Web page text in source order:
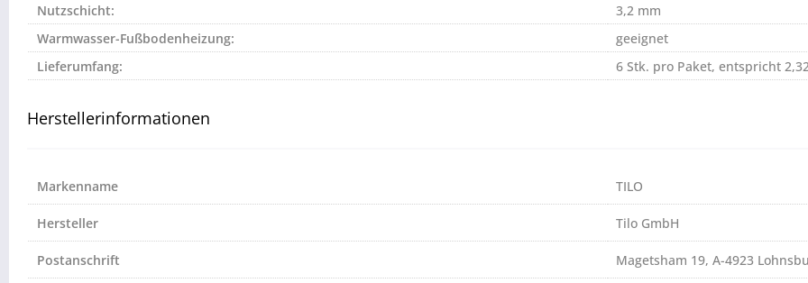
Nutzschicht:
3,2 mm
Warmwasser-Fußbodenheizung:
geeignet
Lieferumfang:
6 Stk. pro Paket, entspricht
Herstellerinformationen
Markenname TILO
Hersteller Tilo GmbH
Postanschrift Magetsham 19, A-4923